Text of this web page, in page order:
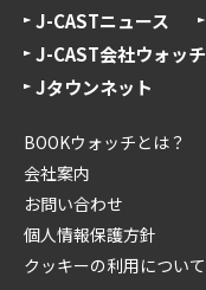
J-CASTニュース
J-CAST会社ウォッチ
Jタウンネット
BOOKウォッチとは？
会社案内
お問い合わせ
個人情報保護方針
クッキーの利用について